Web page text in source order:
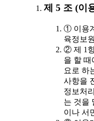
제 5 조 (이
① 이용
육정보
② 제 1
을 할 때
요로 하
사항을
정보처
는 것을
이나 서